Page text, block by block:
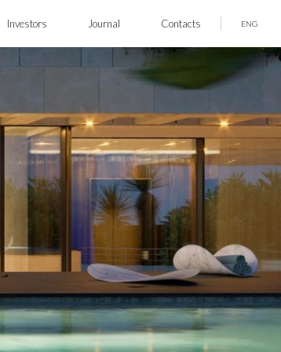
Investors Journal Contacts ENG